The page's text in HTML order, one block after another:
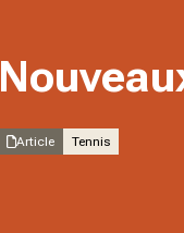
Article Tennis